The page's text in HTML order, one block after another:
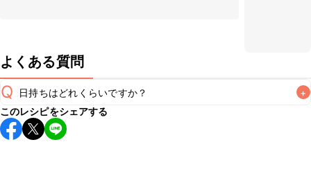
よくある質問
Q 日持ちはどれくらいですか？ +
こちらのレシピは出来たてをお召し上がりいただくことをお
すすめします。
このレシピをシェアする